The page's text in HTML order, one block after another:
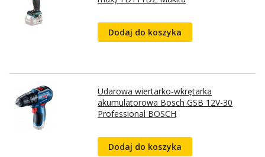
Dodaj do koszyka
Udarowa wiertarko-wkrętarka
akumulatorowa Bosch GSB 12V-30
Professional BOSCH
Dodaj do koszyka